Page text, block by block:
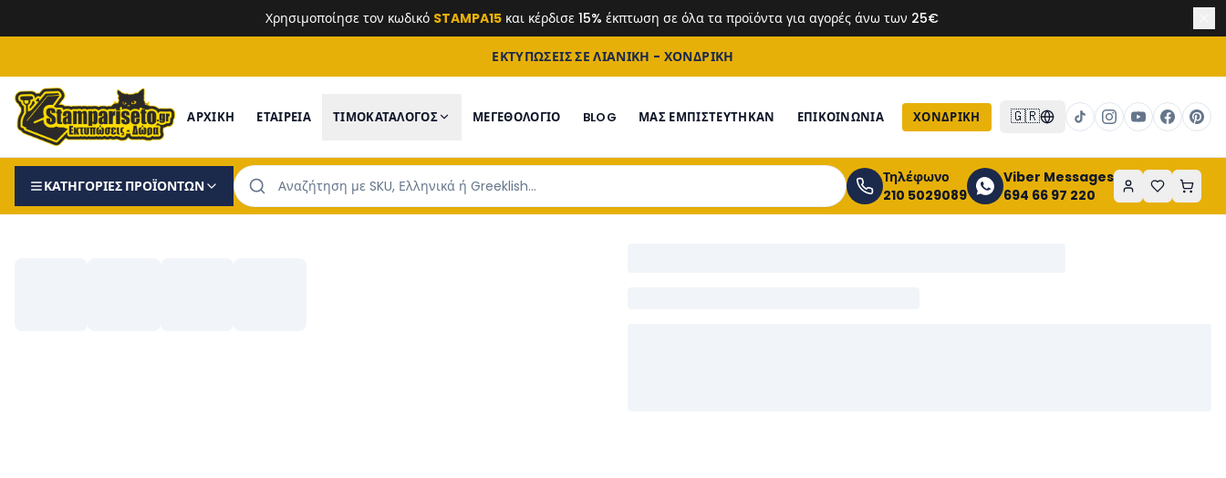
Χρησιμοποίησε τον κωδικό STAMPA15 και κέρδισε 15% έκπτωση σε όλα τα προϊόντα για αγορές άνω των 25€
ΕΚΤΥΠΩΣΕΙΣ ΣΕ ΛΙΑΝΙΚΗ - ΧΟΝΔΡΙΚΗ
ΑΡΧΙΚΗ ΕΤΑΙΡΕΙΑ ΤΙΜΟΚΑΤΑΛΟΓΟΣ ΜΕΓΕΘΟΛΟΓΙΟ BLOG ΜΑΣ ΕΜΠΙΣΤΕΎΤΗΚΑΝ ΕΠΙΚΟΙΝΩΝΙΑ ΧΟΝΔΡΙΚΉ 🇬🇷
ΚΑΤΗΓΟΡΙΕΣ ΠΡΟΪΟΝΤΩΝ
Τηλέφωνο
210 5029089
Viber Messages
694 66 97 220